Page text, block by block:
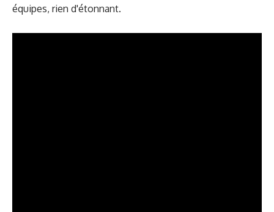
équipes, rien d'étonnant.